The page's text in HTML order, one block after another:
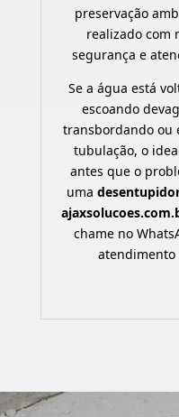
preservação
realizado com
segurança e
Se a água está
escoando
transbordando ou
tubulação, o
antes que o
uma
chame no
atendimento